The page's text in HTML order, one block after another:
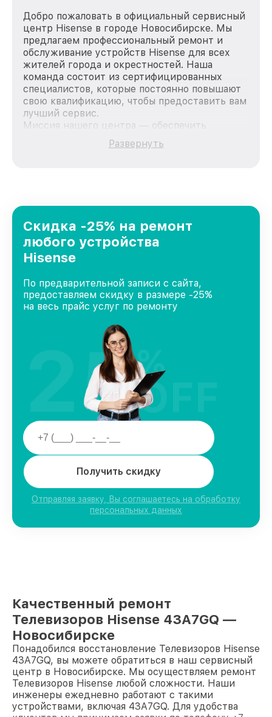
Добро пожаловать в официальный сервисный
центр Hisense в городе Новосибирске. Мы
предлагаем профессиональный ремонт и
обслуживание устройств Hisense для всех
жителей города и окрестностей. Наша
команда состоит из сертифицированных
специалистов, которые постоянно повышают
свою квалификацию, чтобы предоставить вам
лучший сервис.
Миссия нашего центра — обеспечить
качественный и доступный ремонт для
каждого пользователя продукции Hisense,
Новосибирске, постоянно повышая уровень
доверия и лояльности наших клиентов.
Развернуть
Скидка -25% на ремонт
любого устройства
Hisense
По предварительной записи с сайта,
предоставляем скидку в размере -25%
на весь прайс услуг по ремонту
Получить скидку
Отправляя заявку, Вы соглашаетесь на обработку
персональных данных
25%
OFF
Качественный ремонт
Телевизоров Hisense 43A7GQ —
Новосибирске
Понадобился восстановление Телевизоров Hisense
43A7GQ, вы можете обратиться в наш сервисный
центр в Новосибирске. Мы осуществляем ремонт
Телевизоров Hisense любой сложности. Наши
инженеры ежедневно работают с такими
устройствами, включая 43A7GQ. Для удобства